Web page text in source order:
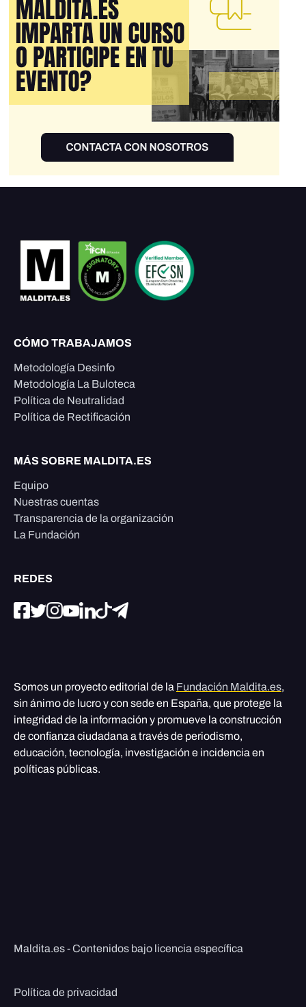
CÓMO TRABAJAMOS
Metodología Desinfo
Metodología La Buloteca
Política de Neutralidad
Política de Rectificación
MÁS SOBRE MALDITA.ES
Equipo
Nuestras cuentas
Transparencia de la organización
La Fundación
REDES
Somos un proyecto editorial de la Fundación Maldita.es,
sin ánimo de lucro y con sede en España, que protege la
integridad de la información y promueve la construcción
de confianza ciudadana a través de periodismo,
educación, tecnología, investigación e incidencia en
políticas públicas.
Maldita.es - Contenidos bajo licencia específica
Política de privacidad